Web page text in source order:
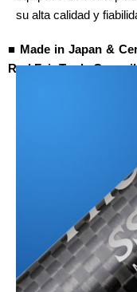
su alta calidad y
■ Made in Japan &
Rod Fair Trade Council